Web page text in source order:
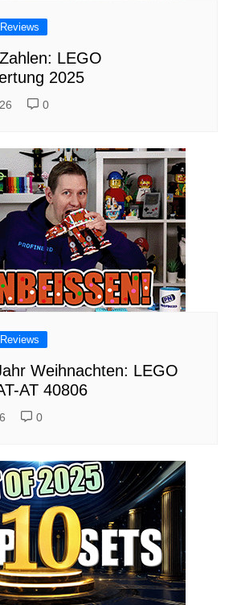
Reviews
LEGO
2025
0
Reviews
Weihnachten: LEGO
AT 40806
0